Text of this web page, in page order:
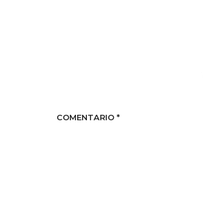
COMENTARIO *